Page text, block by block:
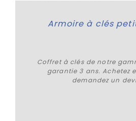
Armoire à clés
Coffret à clés de notre
garantie 3 ans. Achetez
demandez un